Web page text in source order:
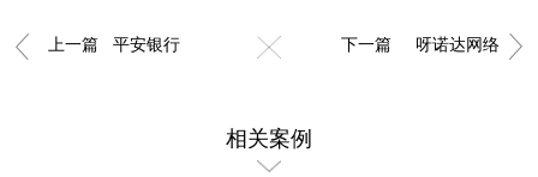
下一篇 呀诺达网络
上一篇 平安银行
相关案例